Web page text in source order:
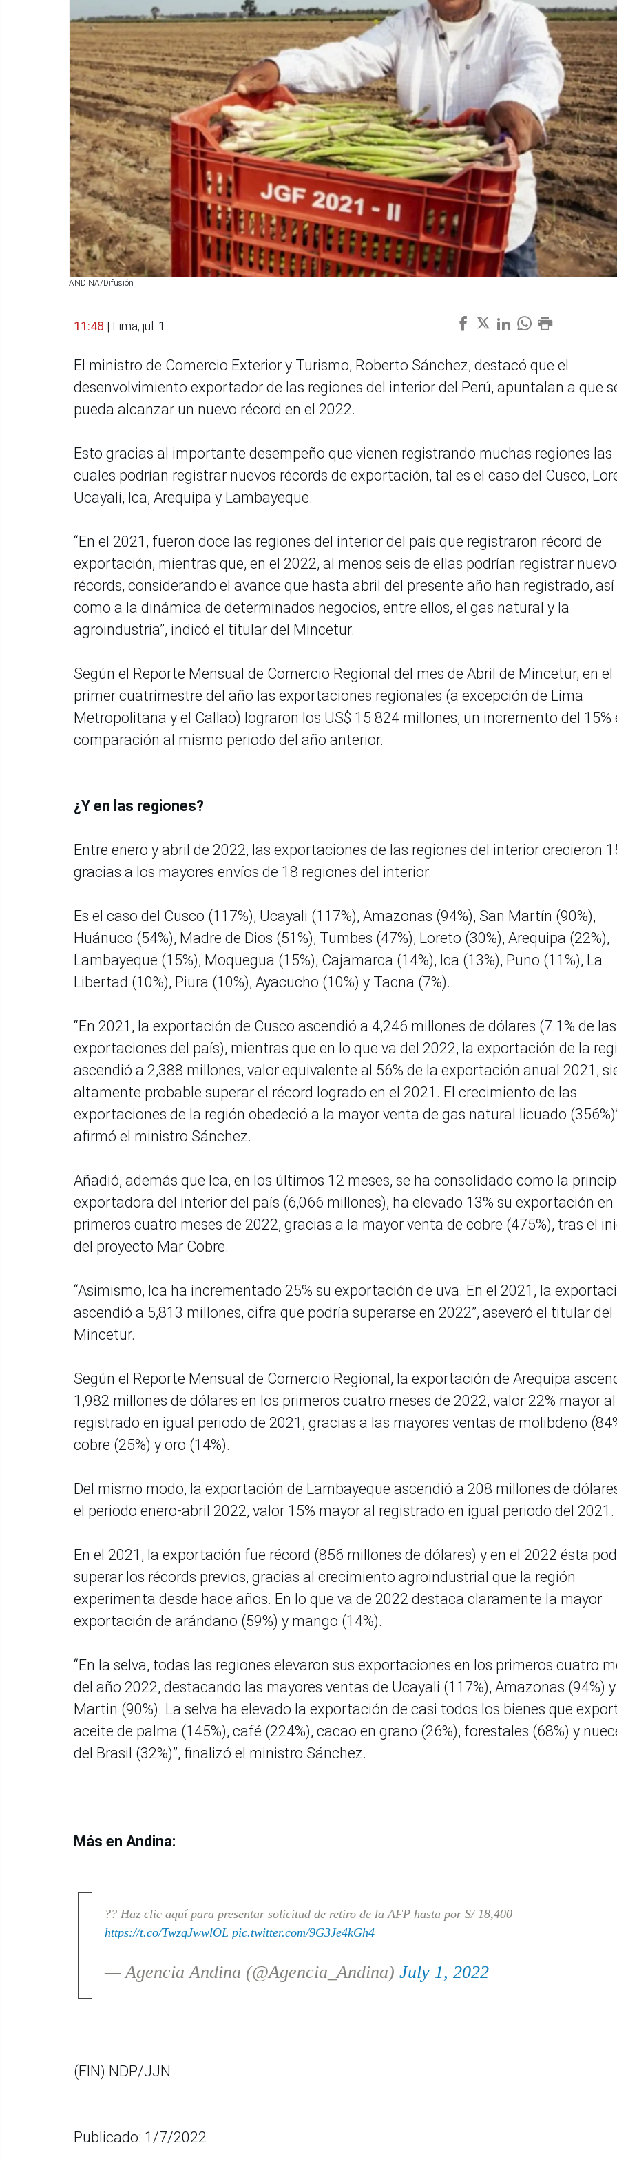
ANDINA/Difusión
11:48 | Lima, jul. 1.
El ministro de Comercio Exterior y Turismo, Roberto Sánchez, destacó que el
desenvolvimiento exportador de las regiones del interior del Perú, apuntalan a que
pueda alcanzar un nuevo récord en el 2022.
Esto gracias al importante desempeño que vienen registrando muchas regiones las
cuales podrían registrar nuevos récords de exportación, tal es el caso del Cusco,
Ucayali, Ica, Arequipa y Lambayeque.
“En el 2021, fueron doce las regiones del interior del país que registraron récord de
exportación, mientras que, en el 2022, al menos seis de ellas podrían registrar
récords, considerando el avance que hasta abril del presente año han registrado, así
como a la dinámica de determinados negocios, entre ellos, el gas natural y la
agroindustria”, indicó el titular del Mincetur.
Según el Reporte Mensual de Comercio Regional del mes de Abril de Mincetur, en el
primer cuatrimestre del año las exportaciones regionales (a excepción de Lima
Metropolitana y el Callao) lograron los US$ 15 824 millones, un incremento del 15%
comparación al mismo periodo del año anterior.
¿Y en las regiones?
Entre enero y abril de 2022, las exportaciones de las regiones del interior crecieron
gracias a los mayores envíos de 18 regiones del interior.
Es el caso del Cusco (117%), Ucayali (117%), Amazonas (94%), San Martín (90%),
Huánuco (54%), Madre de Dios (51%), Tumbes (47%), Loreto (30%), Arequipa (22%),
Lambayeque (15%), Moquegua (15%), Cajamarca (14%), Ica (13%), Puno (11%), La
Libertad (10%), Piura (10%), Ayacucho (10%) y Tacna (7%).
“En 2021, la exportación de Cusco ascendió a 4,246 millones de dólares (7.1% de las
exportaciones del país), mientras que en lo que va del 2022, la exportación de la
ascendió a 2,388 millones, valor equivalente al 56% de la exportación anual 2021,
altamente probable superar el récord logrado en el 2021. El crecimiento de las
exportaciones de la región obedeció a la mayor venta de gas natural licuado
afirmó el ministro Sánchez.
Añadió, además que Ica, en los últimos 12 meses, se ha consolidado como la
exportadora del interior del país (6,066 millones), ha elevado 13% su exportación en
primeros cuatro meses de 2022, gracias a la mayor venta de cobre (475%), tras el
del proyecto Mar Cobre.
“Asimismo, Ica ha incrementado 25% su exportación de uva. En el 2021, la
ascendió a 5,813 millones, cifra que podría superarse en 2022”, aseveró el titular del
Mincetur.
Según el Reporte Mensual de Comercio Regional, la exportación de Arequipa
1,982 millones de dólares en los primeros cuatro meses de 2022, valor 22% mayor al
registrado en igual periodo de 2021, gracias a las mayores ventas de molibdeno
cobre (25%) y oro (14%).
Del mismo modo, la exportación de Lambayeque ascendió a 208 millones de
el periodo enero-abril 2022, valor 15% mayor al registrado en igual periodo del 2021.
En el 2021, la exportación fue récord (856 millones de dólares) y en el 2022 ésta
superar los récords previos, gracias al crecimiento agroindustrial que la región
experimenta desde hace años. En lo que va de 2022 destaca claramente la mayor
exportación de arándano (59%) y mango (14%).
“En la selva, todas las regiones elevaron sus exportaciones en los primeros cuatro
del año 2022, destacando las mayores ventas de Ucayali (117%), Amazonas (94%)
Martin (90%). La selva ha elevado la exportación de casi todos los bienes que
aceite de palma (145%), café (224%), cacao en grano (26%), forestales (68%) y
del Brasil (32%)”, finalizó el ministro Sánchez.
Más en Andina:
?? Haz clic aquí para presentar solicitud de retiro de la AFP hasta por S/ 18,400
https://t.co/TwzqJwwlOL pic.twitter.com/9G3Je4kGh4
— Agencia Andina (@Agencia_Andina) July 1, 2022
(FIN) NDP/JJN
Publicado: 1/7/2022